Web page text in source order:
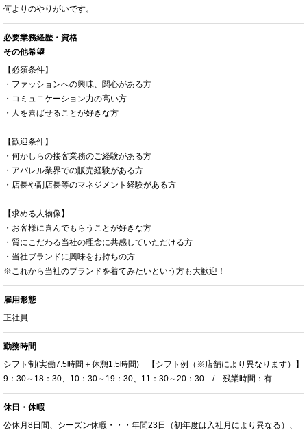
何よりのやりがいです。
必要業務経歴・資格
その他希望
【必須条件】
・ファッションへの興味、関心がある方
・コミュニケーション力の高い方
・人を喜ばせることが好きな方
【歓迎条件】
・何かしらの接客業務のご経験がある方
・アパレル業界での販売経験がある方
・店長や副店長等のマネジメント経験がある方
【求める人物像】
・お客様に喜んでもらうことが好きな方
・質にこだわる当社の理念に共感していただける方
・当社ブランドに興味をお持ちの方
※これから当社のブランドを着てみたいという方も大歓迎！
雇用形態
正社員
勤務時間
シフト制(実働7.5時間＋休憩1.5時間) 【シフト例（※店舗により異なります）】
9：30～18：30、10：30～19：30、11：30～20：30 / 残業時間：有
休日・休暇
公休月8日間、シーズン休暇・・・年間23日（初年度は入社月により異なる）、